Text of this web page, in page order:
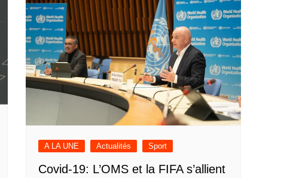
A LA UNE Actualités Sport
Covid-19: L’OMS et la FIFA s’allient